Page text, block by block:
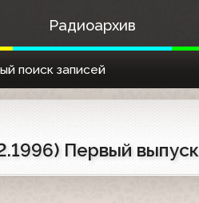
Радиоархив
поиск записей
Первый выпуск